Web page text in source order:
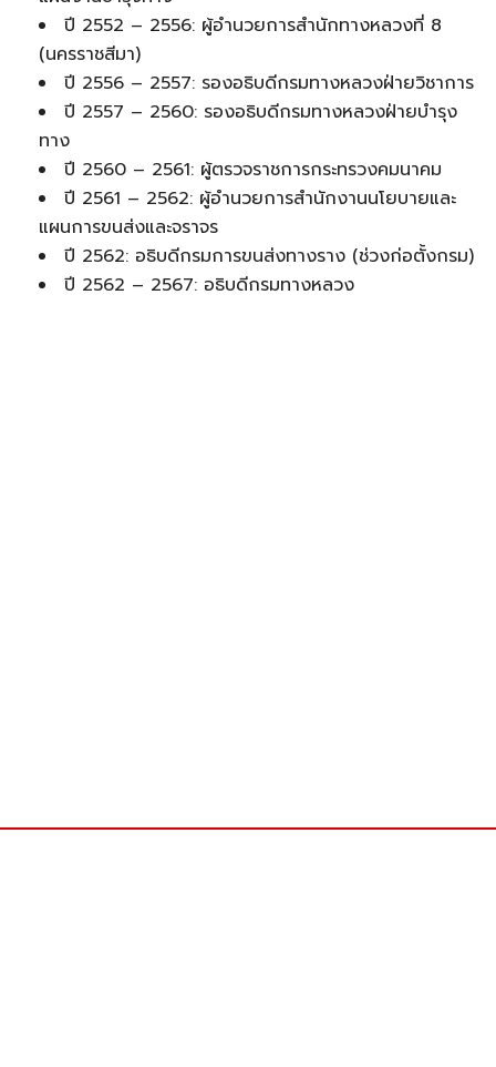
ปี 2552 – 2556: ผู้อำนวยการสำนักทางหลวงที่ 8
(นครราชสีมา)
ปี 2556 – 2557: รองอธิบดีกรมทางหลวงฝ่ายวิชาการ
ปี 2557 – 2560: รองอธิบดีกรมทางหลวงฝ่ายบำรุง
ทาง
ปี 2560 – 2561: ผู้ตรวจราชการกระทรวงคมนาคม
ปี 2561 – 2562: ผู้อำนวยการสำนักงานนโยบายและ
แผนการขนส่งและจราจร
ปี 2562: อธิบดีกรมการขนส่งทางราง (ช่วงก่อตั้งกรม)
ปี 2562 – 2567: อธิบดีกรมทางหลวง